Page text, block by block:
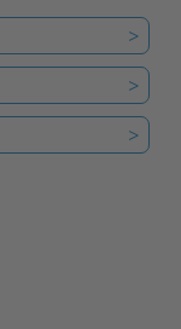
>
>
>